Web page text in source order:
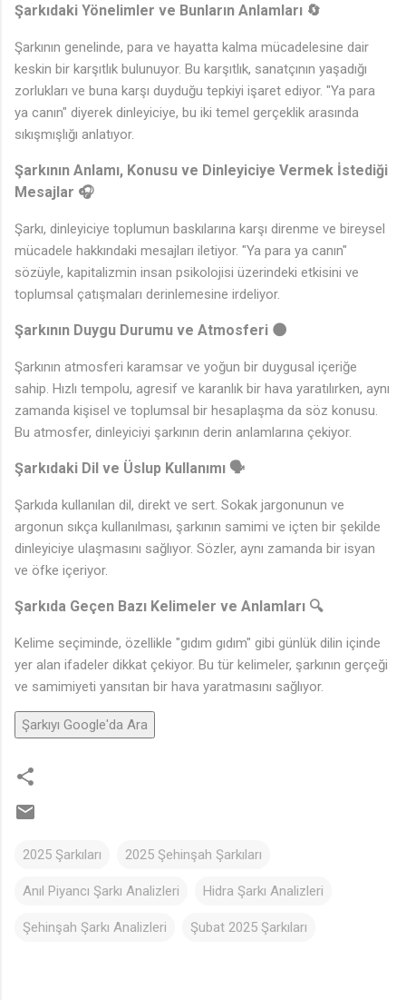
Şarkıdaki Yönelimler ve Bunların Anlamları 🔄
Şarkının genelinde, para ve hayatta kalma mücadelesine dair
keskin bir karşıtlık bulunuyor. Bu karşıtlık, sanatçının yaşadığı
zorlukları ve buna karşı duyduğu tepkiyi işaret ediyor. "Ya para
ya canın" diyerek dinleyiciye, bu iki temel gerçeklik arasında
sıkışmışlığı anlatıyor.
Şarkının Anlamı, Konusu ve Dinleyiciye Vermek İstediği
Mesajlar 🎧
Şarkı, dinleyiciye toplumun baskılarına karşı direnme ve bireysel
mücadele hakkındaki mesajları iletiyor. "Ya para ya canın"
sözüyle, kapitalizmin insan psikolojisi üzerindeki etkisini ve
toplumsal çatışmaları derinlemesine irdeliyor.
Şarkının Duygu Durumu ve Atmosferi 🌑
Şarkının atmosferi karamsar ve yoğun bir duygusal içeriğe
sahip. Hızlı tempolu, agresif ve karanlık bir hava yaratılırken, aynı
zamanda kişisel ve toplumsal bir hesaplaşma da söz konusu.
Bu atmosfer, dinleyiciyi şarkının derin anlamlarına çekiyor.
Şarkıdaki Dil ve Üslup Kullanımı 🗣️
Şarkıda kullanılan dil, direkt ve sert. Sokak jargonunun ve
argonun sıkça kullanılması, şarkının samimi ve içten bir şekilde
dinleyiciye ulaşmasını sağlıyor. Sözler, aynı zamanda bir isyan
ve öfke içeriyor.
Şarkıda Geçen Bazı Kelimeler ve Anlamları 🔍
Kelime seçiminde, özellikle "gıdım gıdım" gibi günlük dilin içinde
yer alan ifadeler dikkat çekiyor. Bu tür kelimeler, şarkının gerçeği
ve samimiyeti yansıtan bir hava yaratmasını sağlıyor.
Şarkıyı Google'da Ara
2025 Şarkıları 2025 Şehinşah Şarkıları
Anıl Piyancı Şarkı Analizleri Hidra Şarkı Analizleri
Şehinşah Şarkı Analizleri Şubat 2025 Şarkıları